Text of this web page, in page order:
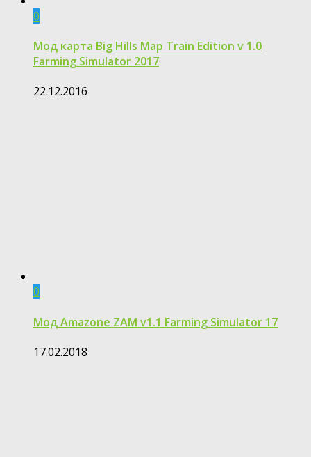
0
Мод карта Big Hills Map Train Edition v 1.0
Farming Simulator 2017
22.12.2016
0
Мод Amazone ZAM v1.1 Farming Simulator 17
17.02.2018